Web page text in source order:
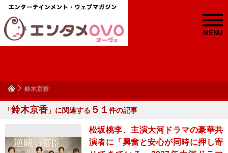
MENU
鈴木京香
「鈴木京香 」に関連する ５１ 件の記事
松坂桃李、主演大河ドラマの豪華共
演者に「興奮と安心が同時に押し寄